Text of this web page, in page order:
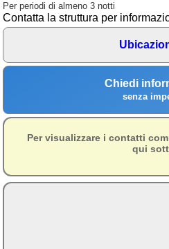
Per periodi di almeno 3 notti
Contatta la struttura per
Chiedi
senza
Per visualizzare i contatti
qui
Blog
Ambienti
🗻 Montagna